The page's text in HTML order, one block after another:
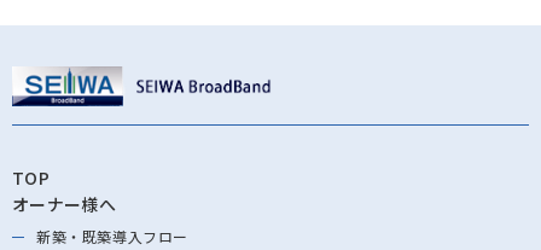
TOP
オーナー様へ
新築・既築導⼊フロー